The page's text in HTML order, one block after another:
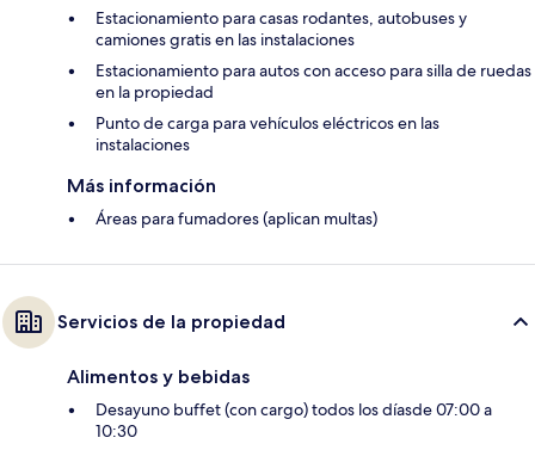
Estacionamiento para casas rodantes, autobuses y
camiones gratis en las instalaciones
Estacionamiento para autos con acceso para silla de ruedas
en la propiedad
Punto de carga para vehículos eléctricos en las
instalaciones
Más información
Áreas para fumadores (aplican multas)
Servicios de la propiedad
Alimentos y bebidas
Desayuno buffet (con cargo) todos los díasde 07:00 a
10:30